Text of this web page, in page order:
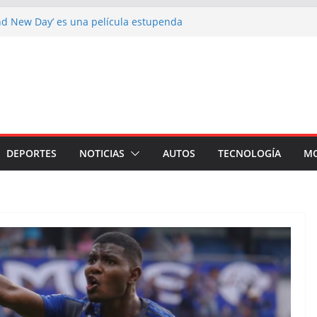
New Day’ es una película estupenda
de las películas más taquilleras de
a Franco Baresi, en un funeral
el Festival que transforma los
experiencia musical irrepetible: Corona
DEPORTES NOTICIAS AUTOS TECNOLOGÍA